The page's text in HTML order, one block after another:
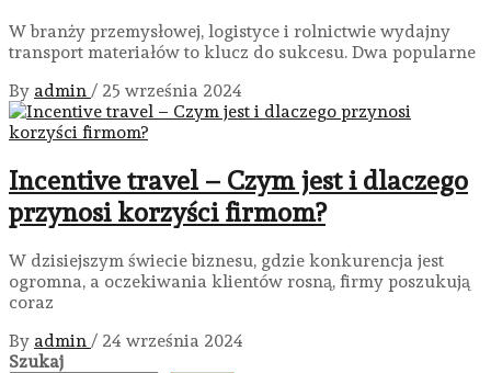
W branży przemysłowej, logistyce i rolnictwie wydajny
transport materiałów to klucz do sukcesu. Dwa popularne
By admin / 25 września 2024
Incentive travel – Czym jest i dlaczego
przynosi korzyści firmom?
W dzisiejszym świecie biznesu, gdzie konkurencja jest
ogromna, a oczekiwania klientów rosną, firmy poszukują
coraz
By admin / 24 września 2024
Szukaj